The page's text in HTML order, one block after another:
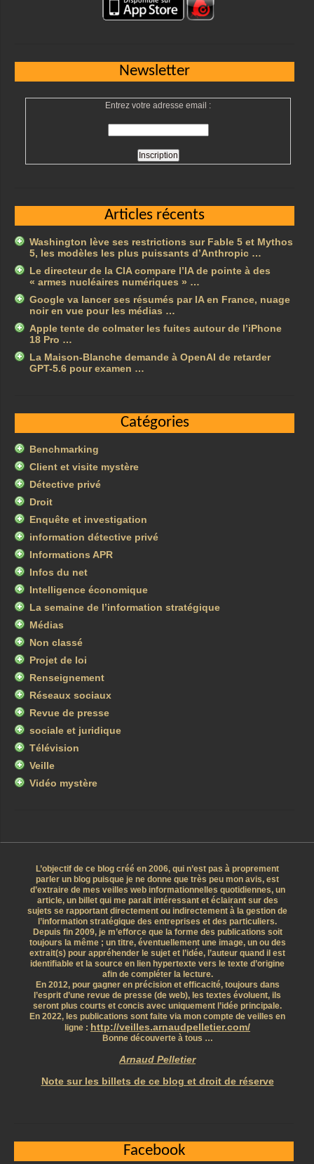
Newsletter
Entrez votre adresse email :
Articles récents
Washington lève ses restrictions sur Fable 5 et Mythos
5, les modèles les plus puissants d’Anthropic …
Le directeur de la CIA compare l’IA de pointe à des
« armes nucléaires numériques » …
Google va lancer ses résumés par IA en France, nuage
noir en vue pour les médias …
Apple tente de colmater les fuites autour de l’iPhone
18 Pro …
La Maison-Blanche demande à OpenAI de retarder
GPT-5.6 pour examen …
Catégories
Benchmarking
Client et visite mystère
Détective privé
Droit
Enquête et investigation
information détective privé
Informations APR
Infos du net
Intelligence économique
La semaine de l’information stratégique
Médias
Non classé
Projet de loi
Renseignement
Réseaux sociaux
Revue de presse
sociale et juridique
Télévision
Veille
Vidéo mystère
L’objectif de ce blog créé en 2006, qui n’est pas à proprement
parler un blog puisque je ne donne que très peu mon avis, est
d’extraire de mes veilles web informationnelles quotidiennes, un
article, un billet qui me parait intéressant et éclairant sur des
sujets se rapportant directement ou indirectement à la gestion de
l’information stratégique des entreprises et des particuliers.
Depuis fin 2009, je m’efforce que la forme des publications soit
toujours la même ; un titre, éventuellement une image, un ou des
extrait(s) pour appréhender le sujet et l’idée, l’auteur quand il est
identifiable et la source en lien hypertexte vers le texte d’origine
afin de compléter la lecture.
En 2012, pour gagner en précision et efficacité, toujours dans
l’esprit d’une revue de presse (de web), les textes évoluent, ils
seront plus courts et concis avec uniquement l’idée principale.
En 2022, les publications sont faite via mon compte de veilles en
ligne : http://veilles.arnaudpelletier.com/
Bonne découverte à tous …
Arnaud Pelletier
Note sur les billets de ce blog et droit de réserve
Facebook